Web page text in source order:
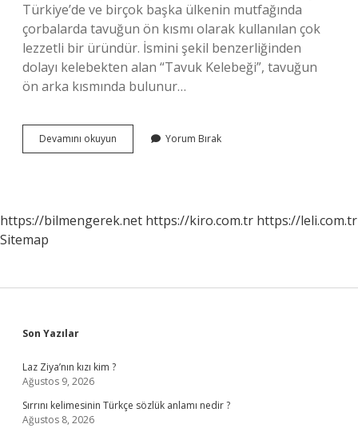
Türkiye’de ve birçok başka ülkenin mutfağında
çorbalarda tavuğun ön kısmı olarak kullanılan çok
lezzetli bir üründür. İsmini şekil benzerliğinden
dolayı kelebekten alan “Tavuk Kelebeği”, tavuğun
ön arka kısmında bulunur…
Devamını okuyun
Mu
Yorum Bırak
https://bilmengerek.net https://kiro.com.tr https://leli.com.tr
Sitemap
Sidebar
Son Yazılar
Laz Ziya’nın kızı kim ?
Ağustos 9, 2026
Sırrını kelimesinin Türkçe sözlük anlamı nedir ?
Ağustos 8, 2026